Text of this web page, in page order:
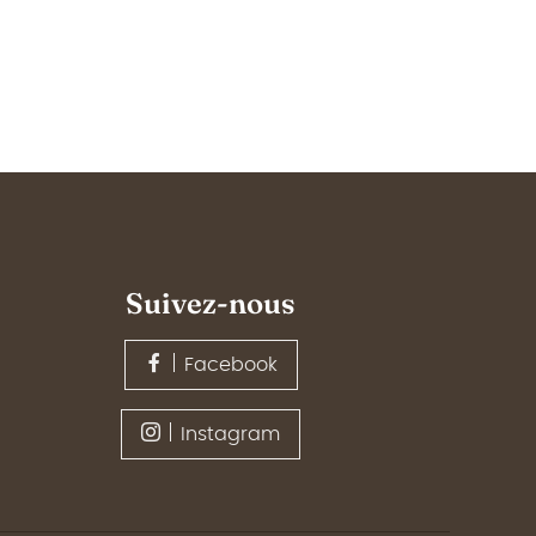
Suivez-nous
Facebook
Instagram